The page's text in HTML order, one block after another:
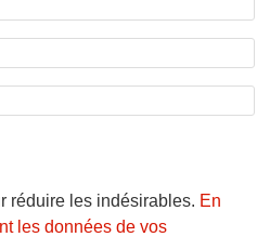
réduire les indésirables. En
les données de vos